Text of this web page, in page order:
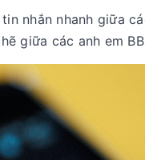
nhắn nhanh giữa
giữa các anh em